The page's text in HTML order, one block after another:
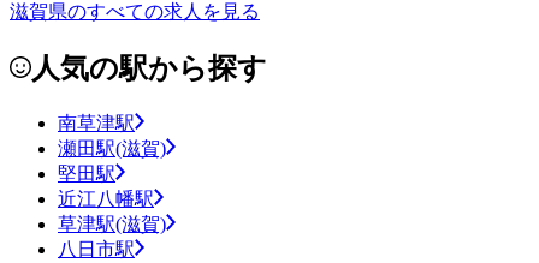
滋賀県のすべての求人を見る
人気の駅から探す
南草津駅
瀬田駅(滋賀)
堅田駅
近江八幡駅
草津駅(滋賀)
八日市駅